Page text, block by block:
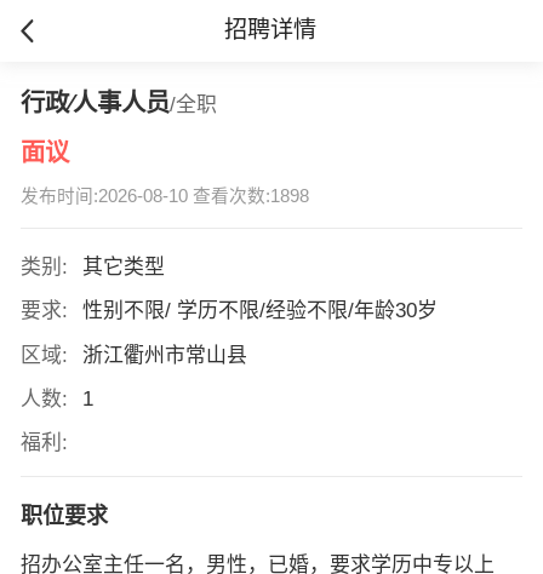
招聘详情
行政∕人事人员/全职
面议
发布时间:2026-08-10 查看次数:1898
类别:
其它类型
要求:
性别不限/ 学历不限/经验不限/年龄30岁
区域:
浙江衢州市常山县
人数:
1
福利:
职位要求
招办公室主任一名，男性，已婚，要求学历中专以上